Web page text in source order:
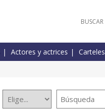
Actores y actrices Carteles